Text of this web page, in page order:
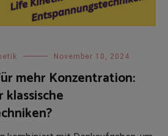
November 10, 2024
mehr Konzentration: